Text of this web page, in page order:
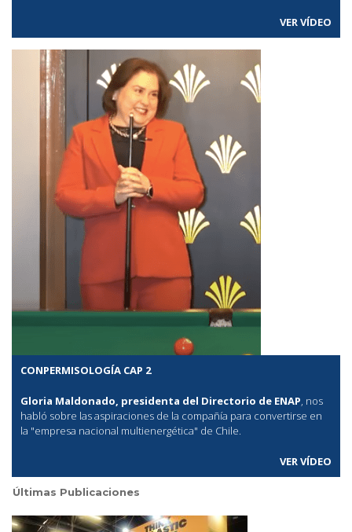
VER VÍDEO
CONPERMISOLOGÍA CAP 2
Gloria Maldonado, presidenta del Directorio de ENAP , nos
habló sobre las aspiraciones de la compañía para convertirse en
la "empresa nacional multienergética" de Chile.
VER VÍDEO
Últimas Publicaciones